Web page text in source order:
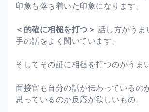
印象も落ち着いた印象になります。
＜的確に相槌を打つ＞ 話し方がうま
手の話をよく聞いています。
そしてその証に相槌を打つのがうま
面接官も自分の話が伝わっているの
思っているのか反応が欲しいもの。